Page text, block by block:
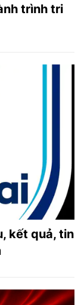
trình tri
kết quả, tin